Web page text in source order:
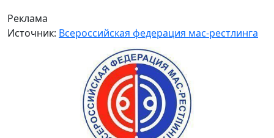
Реклама
Источник: Всероссийская федерация мас-рестлинга